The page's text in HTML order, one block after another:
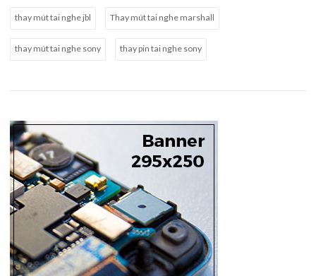
thay mút tai nghe jbl Thay mút tai nghe marshall
thay mút tai nghe sony thay pin tai nghe sony